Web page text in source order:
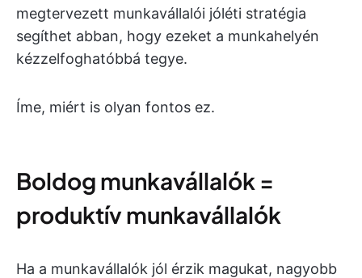
megtervezett munkavállalói jóléti stratégia
segíthet abban, hogy ezeket a munkahelyén
kézzelfoghatóbbá tegye.
Íme, miért is olyan fontos ez.
Boldog munkavállalók =
produktív munkavállalók
Ha a munkavállalók jól érzik magukat, nagyobb